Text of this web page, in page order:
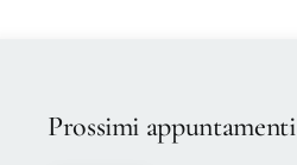
Prossimi appuntamenti